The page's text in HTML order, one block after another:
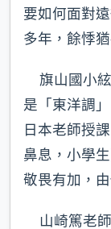
要如何面對
多年，餘悸猶
旗山國小絃
是「東洋調
日本老師授
鼻息，小學
敬畏有加，
山崎篤老師